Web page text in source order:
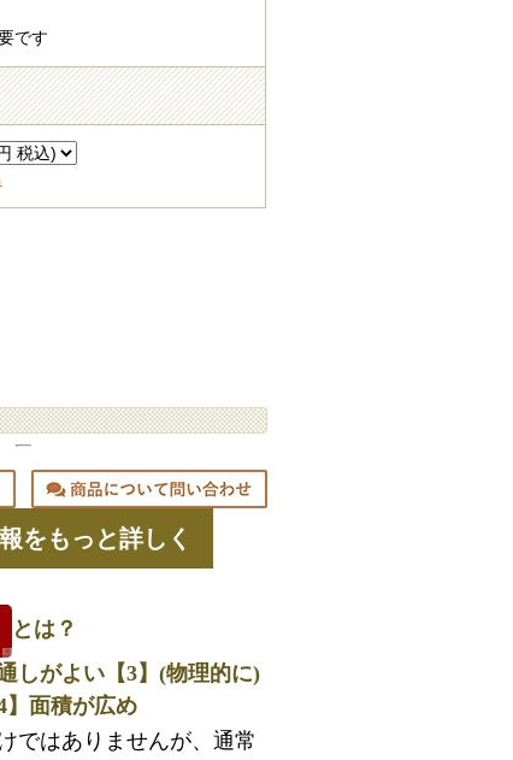
です
をもっと詳しく
とは？
しがよい【3】(物理的に)
】面積が広め
ではありませんが、通常